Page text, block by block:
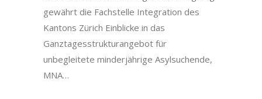
gewährt die Fachstelle Integration des
Kantons Zürich Einblicke in das
Ganztagesstrukturangebot für
unbegleitete minderjährige Asylsuchende,
MNA…